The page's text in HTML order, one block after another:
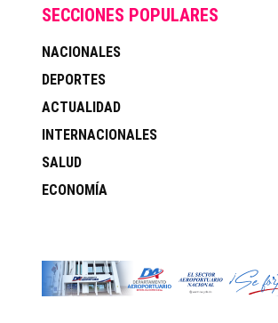
SECCIONES POPULARES
NACIONALES
DEPORTES
ACTUALIDAD
INTERNACIONALES
SALUD
ECONOMÍA